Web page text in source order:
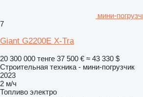
мини-
7
Giant G2200E X-Tra
20 300 000 тенге 37 500 € ≈ 43 330 $
Строительная техника - мини-погрузчик
2023
2 м/ч
Топливо электро